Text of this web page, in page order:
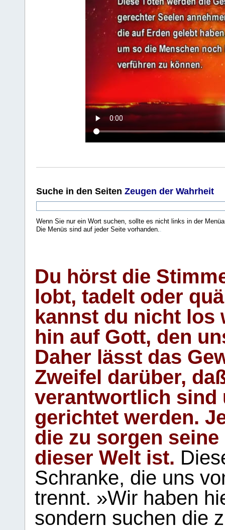
Suche in den Seiten Zeugen der Wahrheit
Wenn Sie nur ein Wort suchen, sollte es nicht links in der
Die Menüs sind auf jeder Seite vorhanden..
Du hörst die
lobt, tadelt oder
kannst du nicht los
hin auf Gott, den
Daher lässt das
Zweifel darüber,
verantwortlich sind
gerichtet werden.
die zu sorgen
dieser Welt ist.
Schranke, die uns
trennt. »Wir haben
sondern suchen die